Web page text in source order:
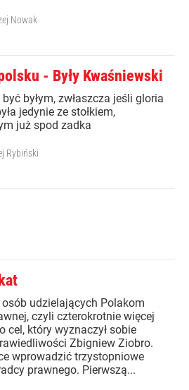
Nowak
- Były Kwaśniewski
byłym, zwłaszcza jeśli gloria
jedynie ze stołkiem,
już spod zadka
Rybiński
udzielających Polakom
czyli czterokrotnie więcej
cel, który wyznaczył sobie
Zbigniew Ziobro.
wprowadzić trzystopniowe
prawnego. Pierwszą...